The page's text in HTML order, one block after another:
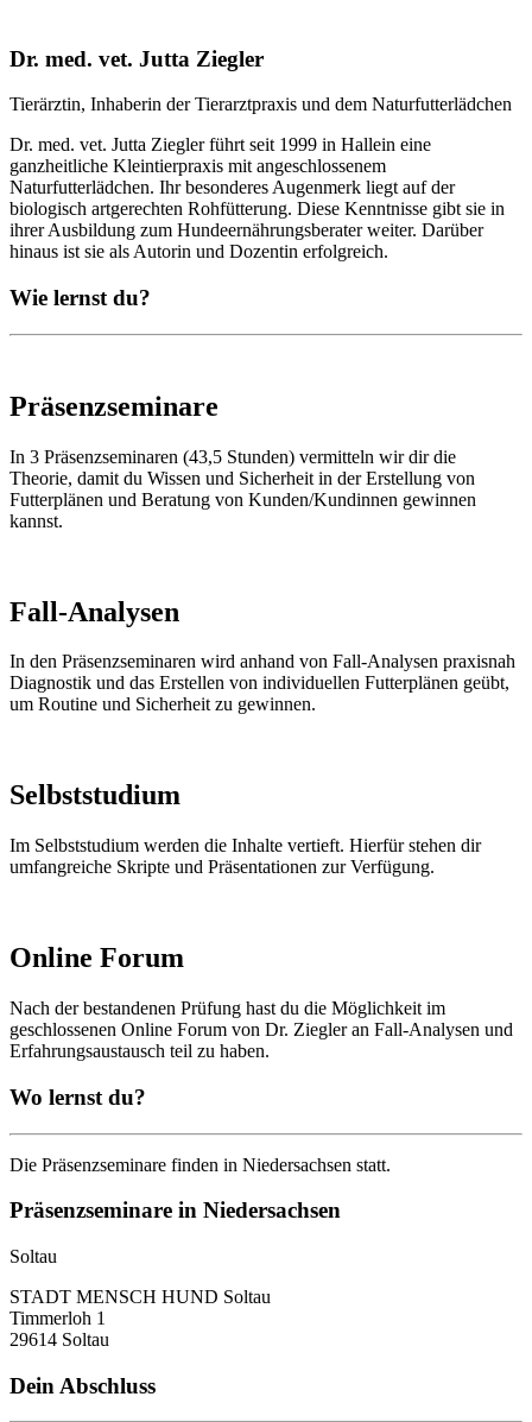
Dr. med. vet. Jutta Ziegler
Tierärztin, Inhaberin der Tierarztpraxis und dem Naturfutterlädchen
Dr. med. vet. Jutta Ziegler führt seit 1999 in Hallein eine
ganzheitliche Kleintierpraxis mit angeschlossenem
Naturfutterlädchen. Ihr besonderes Augenmerk liegt auf der
biologisch artgerechten Rohfütterung. Diese Kenntnisse gibt sie in
ihrer Ausbildung zum Hundeernährungsberater weiter. Darüber
hinaus ist sie als Autorin und Dozentin erfolgreich.
Wie lernst du?
Präsenzseminare
In 3 Präsenzseminaren (43,5 Stunden) vermitteln wir dir die
Theorie, damit du Wissen und Sicherheit in der Erstellung von
Futterplänen und Beratung von Kunden/Kundinnen gewinnen
kannst.
Fall-Analysen
In den Präsenzseminaren wird anhand von Fall-Analysen praxisnah
Diagnostik und das Erstellen von individuellen Futterplänen geübt,
um Routine und Sicherheit zu gewinnen.
Selbststudium
Im Selbststudium werden die Inhalte vertieft. Hierfür stehen dir
umfangreiche Skripte und Präsentationen zur Verfügung.
Online Forum
Nach der bestandenen Prüfung hast du die Möglichkeit im
geschlossenen Online Forum von Dr. Ziegler an Fall-Analysen und
Erfahrungsaustausch teil zu haben.
Wo lernst du?
Die Präsenzseminare finden in Niedersachsen statt.
Präsenzseminare in Niedersachsen
Soltau
STADT MENSCH HUND Soltau
Timmerloh 1
29614 Soltau
Dein Abschluss